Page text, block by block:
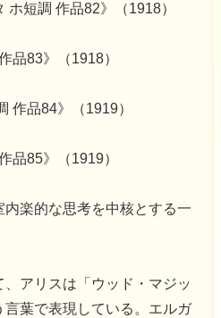
ホ短調 作品82》（1918）
品83》（1918）
作品84》（1919）
品85》（1919）
楽的な思考を中核とする一
アリスは「ウッド・マジッ
言葉で表現している。エルガ